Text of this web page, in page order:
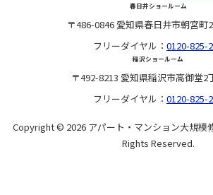
春日井ショールーム
〒486-0846 愛知県春日井市朝宮町
フリーダイヤル： 0120-825-
稲沢ショールーム
〒492-8213 愛知県稲沢市高御堂2
フリーダイヤル： 0120-825-
Copyright © 2026 アパート・マンション大規模
Rights Reserved.